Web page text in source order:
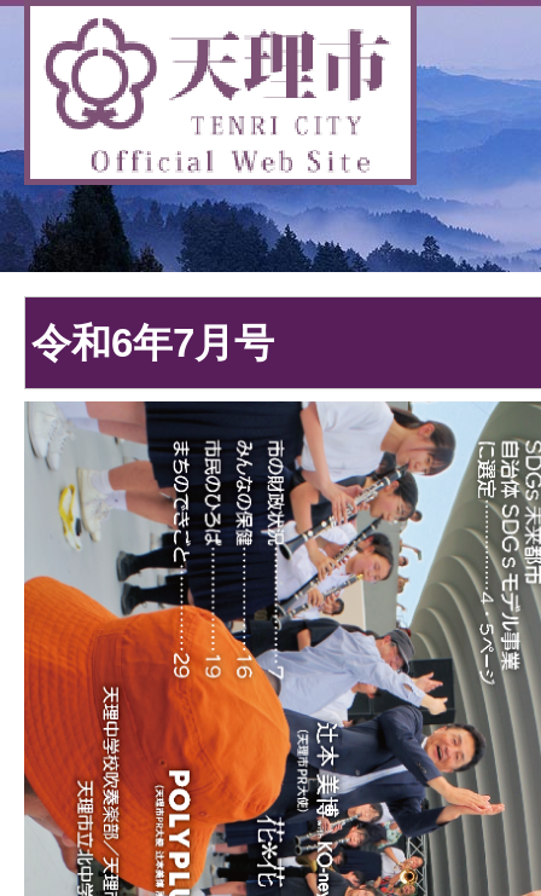
令和6年7月号